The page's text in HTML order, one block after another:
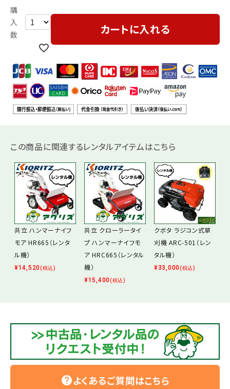
カートに入れる
この商品に関連するレンタルアイテムはこちら
共立 ハンマーナイフ
モア HR665（レンタ
ル機）
¥14,520(税込)
共立 クローラータイ
プ ハンマーナイフモ
ア HRC665（レンタル
機）
¥15,400(税込)
クボタ ラジコン式草
刈機 ARC-501（レン
タル機）
¥33,000(税込)
helpよくあるご質問はこちら